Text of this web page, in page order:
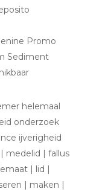
Promo
Sediment
helemaal
onderzoek
ijverigheid
medelid | fallus
| lid |
| maken |